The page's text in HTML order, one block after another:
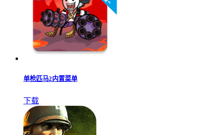
单枪匹马2内置菜单
下载